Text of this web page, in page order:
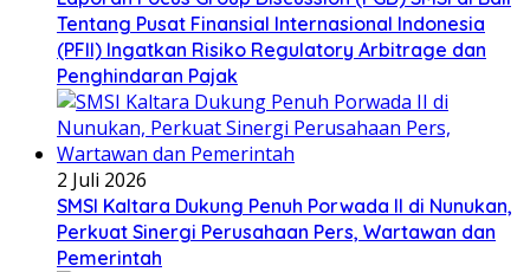
Tentang Pusat Finansial Internasional Indonesia
(PFII) Ingatkan Risiko Regulatory Arbitrage dan
Penghindaran Pajak
2 Juli 2026
SMSI Kaltara Dukung Penuh Porwada II di Nunukan,
Perkuat Sinergi Perusahaan Pers, Wartawan dan
Pemerintah